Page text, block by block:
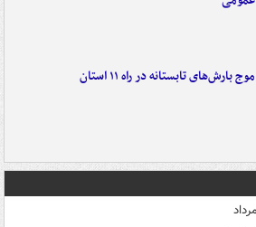
موج بارش‌های تابستانه در راه ۱۱ استان